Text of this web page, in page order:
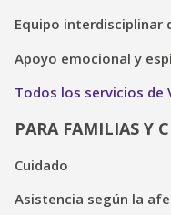
Equipo interdisciplinar
Apoyo emocional y
Todos los servicios de
PARA FAMILIAS Y
Cuidado
Asistencia según la